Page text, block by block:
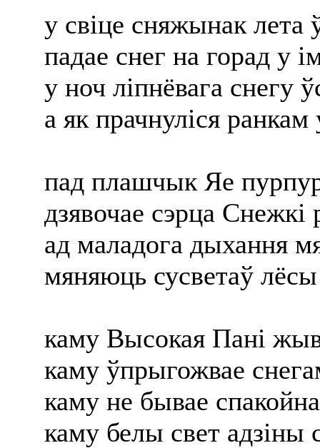
у свіце сняжынак лета
падае снег на горад у
у ноч ліпнёвага снегу
а як прачнуліся
пад плашчык Яе
дзявочае сэрца Снежкі
ад маладога дыхання
мяняюць сусветаў
каму Высокая Пані
каму ўпрыгожвае
каму не бывае
каму белы свет адзіны